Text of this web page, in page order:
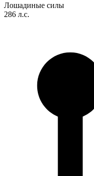
Лошадиные силы
286 л.с.